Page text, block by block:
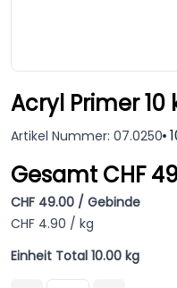
Acryl Primer 10
Artikel Nummer: 07.0250
Gesamt CHF
CHF 49.00 / Gebinde
CHF 4.90 / kg
Einheit Total 10.00 kg